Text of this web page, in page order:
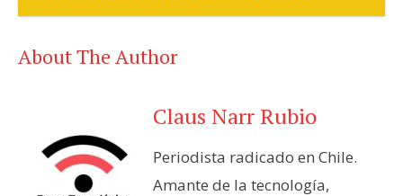
About The Author
Claus Narr Rubio
Periodista radicado en Chile.
Amante de la tecnología,